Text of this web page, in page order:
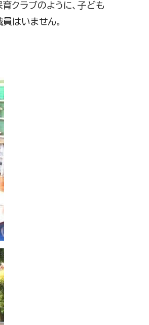
クラブのように、子ども
はいません。